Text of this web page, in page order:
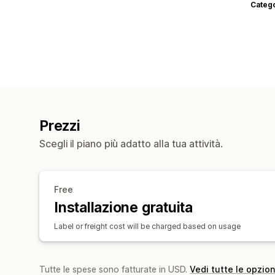
Prezzi
Scegli il piano più adatto alla tua attività.
Free
Installazione gratuita
Label or freight cost will be charged based on usage
Tutte le spese sono fatturate in USD. Vedi tutte le